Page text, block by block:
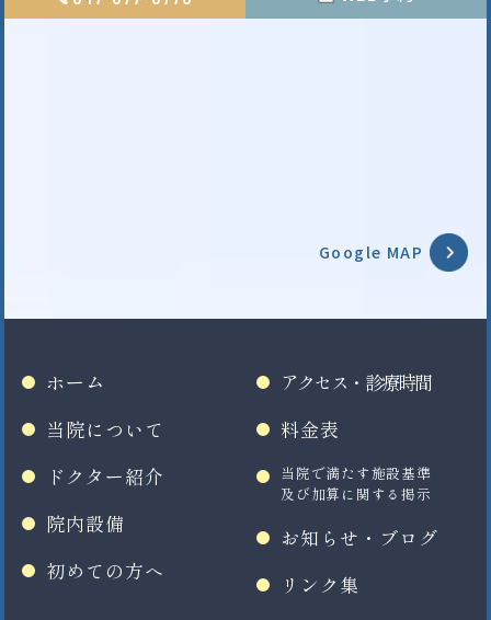
Google MAP
ホーム
当院について
ドクター紹介
院内設備
初めての方へ
アクセス・診療時間
料金表
当院で満たす施設基準
及び加算に関する掲示
お知らせ・ブログ
リンク集